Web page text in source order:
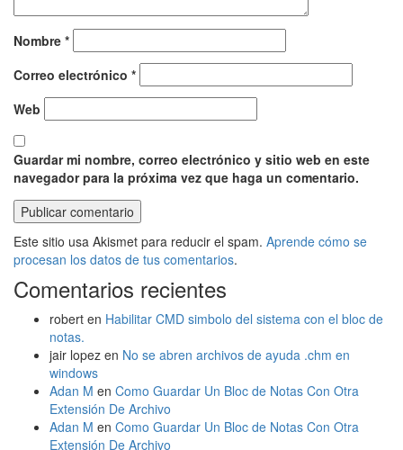
Nombre *
Correo electrónico *
Web
Guardar mi nombre, correo electrónico y sitio web en este
navegador para la próxima vez que haga un comentario.
Este sitio usa Akismet para reducir el spam. Aprende cómo se
procesan los datos de tus comentarios.
Comentarios recientes
robert en Habilitar CMD simbolo del sistema con el bloc de
notas.
jair lopez en No se abren archivos de ayuda .chm en
windows
Adan M en Como Guardar Un Bloc de Notas Con Otra
Extensión De Archivo
Adan M en Como Guardar Un Bloc de Notas Con Otra
Extensión De Archivo